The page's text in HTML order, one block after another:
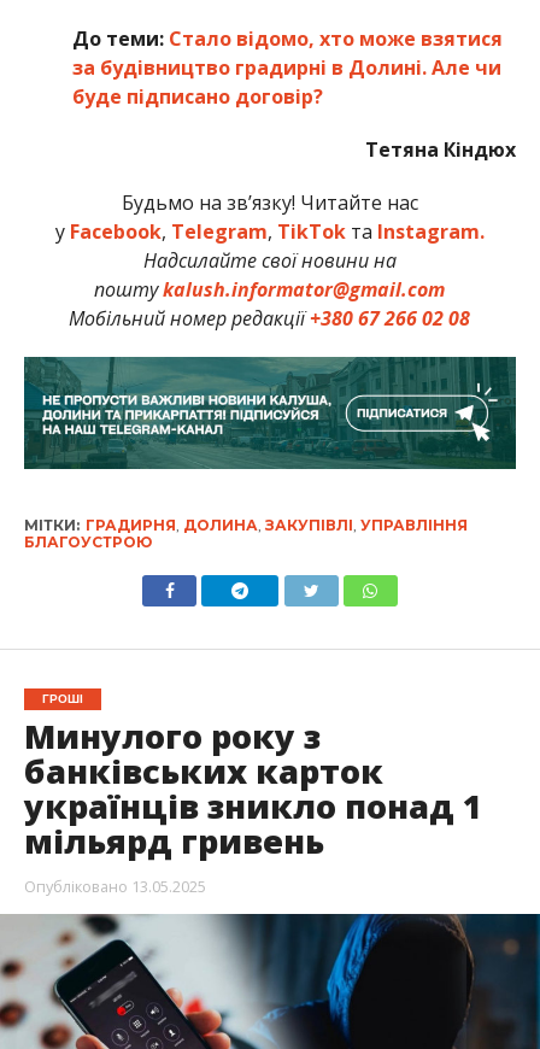
До теми: Стало відомо, хто може взятися
за будівництво градирні в Долині. Але чи
буде підписано договір?
Тетяна Кіндюх
Будьмо на зв’язку! Читайте нас
у Facebook, Telegram, TikTokта Instagram.
Надсилайте свої новини на
поштуkalush.informator@gmail.com
Мобільний номер редакції+380 67 266 02 08
МІТКИ: ГРАДИРНЯ, ДОЛИНА, ЗАКУПІВЛІ, УПРАВЛІННЯ
БЛАГОУСТРОЮ
ГРОШІ
Минулого року з
банківських карток
українців зникло понад 1
мільярд гривень
Опубліковано 13.05.2025